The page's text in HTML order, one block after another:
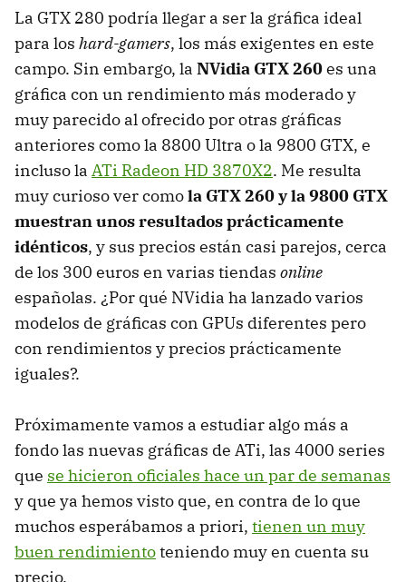
La GTX 280 podría llegar a ser la gráfica ideal
para los hard-gamers, los más exigentes en este
campo. Sin embargo, la NVidia GTX 260es una
gráfica con un rendimiento más moderado y
muy parecido al ofrecido por otras gráficas
anteriores como la 8800 Ultra o la 9800 GTX, e
incluso la ATi Radeon HD 3870X2. Me resulta
muy curioso ver comola GTX 260 y la 9800 GTX
muestran unos resultados prácticamente
idénticos, y sus precios están casi parejos, cerca
de los 300 euros en varias tiendas online
españolas. ¿Por qué NVidia ha lanzado varios
modelos de gráficas con GPUs diferentes pero
con rendimientos y precios prácticamente
iguales?.
Próximamente vamos a estudiar algo más a
fondo las nuevas gráficas de ATi, las 4000 series
que se hicieron oficiales hace un par de semanas
y que ya hemos visto que, en contra de lo que
muchos esperábamos a priori, tienen un muy
buen rendimientoteniendo muy en cuenta su
precio.